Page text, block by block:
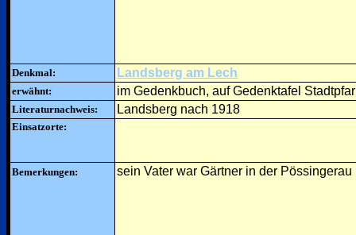
Denkmal: Landsberg am Lech
erwähnt: im Gedenkbuch, auf Gedenktafel
Literaturnachweis: Landsberg nach 1918
Einsatzorte:
Bemerkungen: sein Vater war Gärtner in der Pössingerau